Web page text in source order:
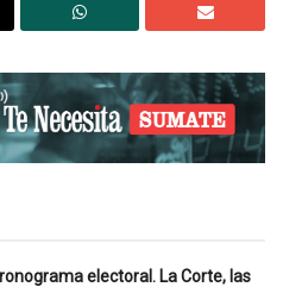
electoral. La Corte, las